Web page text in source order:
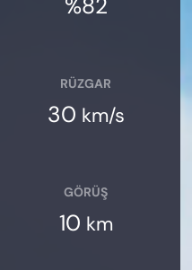
%82
RÜZGAR
30 km/s
GÖRÜŞ
10 km